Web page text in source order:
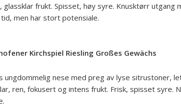
frukt. Spisset, høy syre. Knusktørr
men har stort potensiale.
Kirchspiel Riesling Großes Gewächs
ungdommelig nese med preg av lyse sitrustoner,
ren, fokusert og intens frukt. Frisk, spisset syre.